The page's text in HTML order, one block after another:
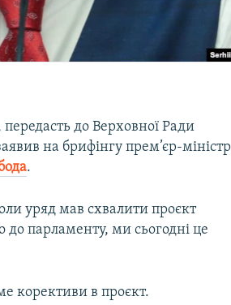
передасть до Верховної Ради
на брифінгу прем’єр-міністр
.​
уряд мав схвалити проєкт
парламенту, ми сьогодні це
корективи в проєкт.